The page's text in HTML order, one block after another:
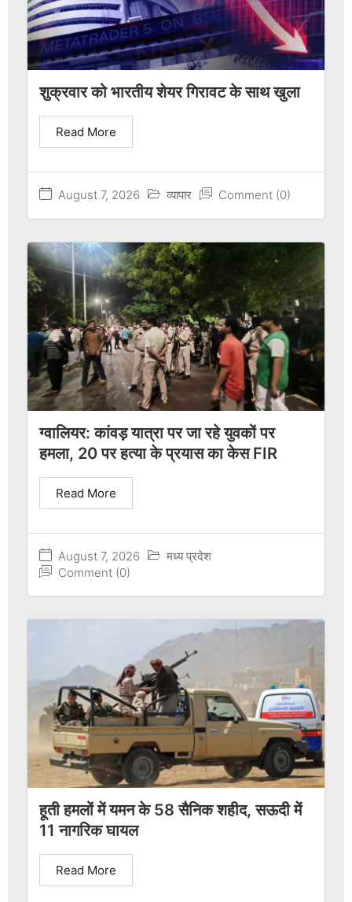
शुक्रवार को भारतीय शेयर गिरावट के साथ खुला
August 7, 2026 व्यापार Comment (0)
Read More
ग्वालियर: कांवड़ यात्रा पर जा रहे युवकों पर
हमला, 20 पर हत्या के प्रयास का केस FIR
August 7, 2026
मध्य प्रदेश
Comment (0)
Read More
हूती हमलों में यमन के 58 सैनिक शहीद, सऊदी में
11 नागरिक घायल
Read More